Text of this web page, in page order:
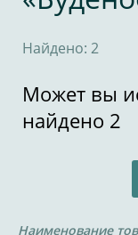
Найдено: 2
Может вы
найдено 2
Наименование